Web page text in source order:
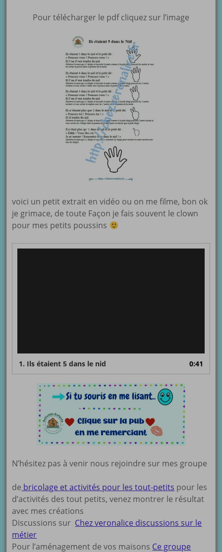
Pour télécharger le pdf cliquez sur l’image
voici un petit extrait en vidéo ou on me filme, bon ok
je grimace, de toute Façon je fais souvent le clown
pour mes petits poussins
1. Ils étaient 5 dans le nid 0:41
N’hésitez pas à venir nous rejoindre sur mes groupe
de bricolage et activités pour les tout-petits pour les
d’activités des tout petits, venez montrer le résultat
avec mes créations
Discussions sur Chez veronalice discussions sur le
métier
Pour l’aménagement de vos maisons Ce groupe